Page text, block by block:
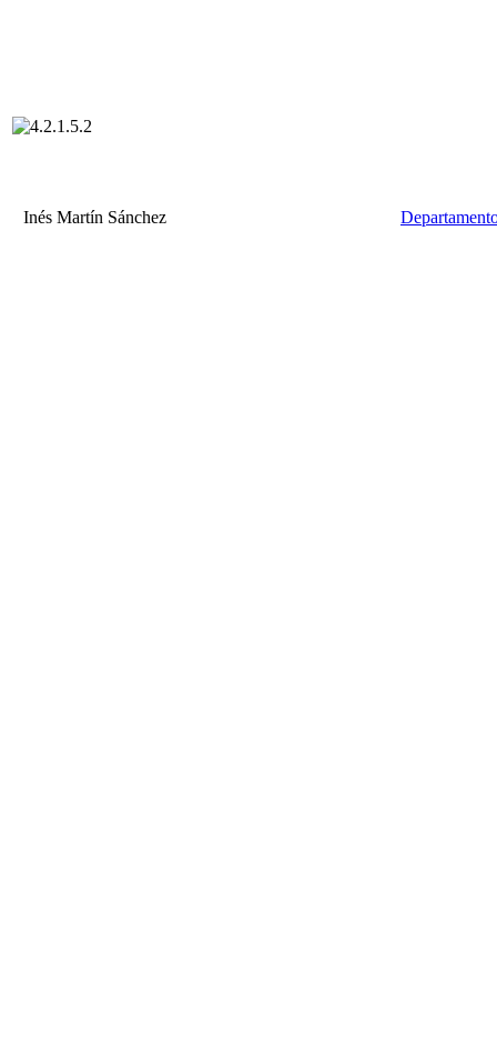
Inés Martín Sánchez